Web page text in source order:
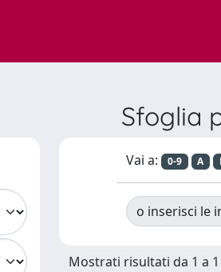
Sfoglia
Vai a: 0-9 A
o inserisci le
Mostrati risultati da 1 a 1